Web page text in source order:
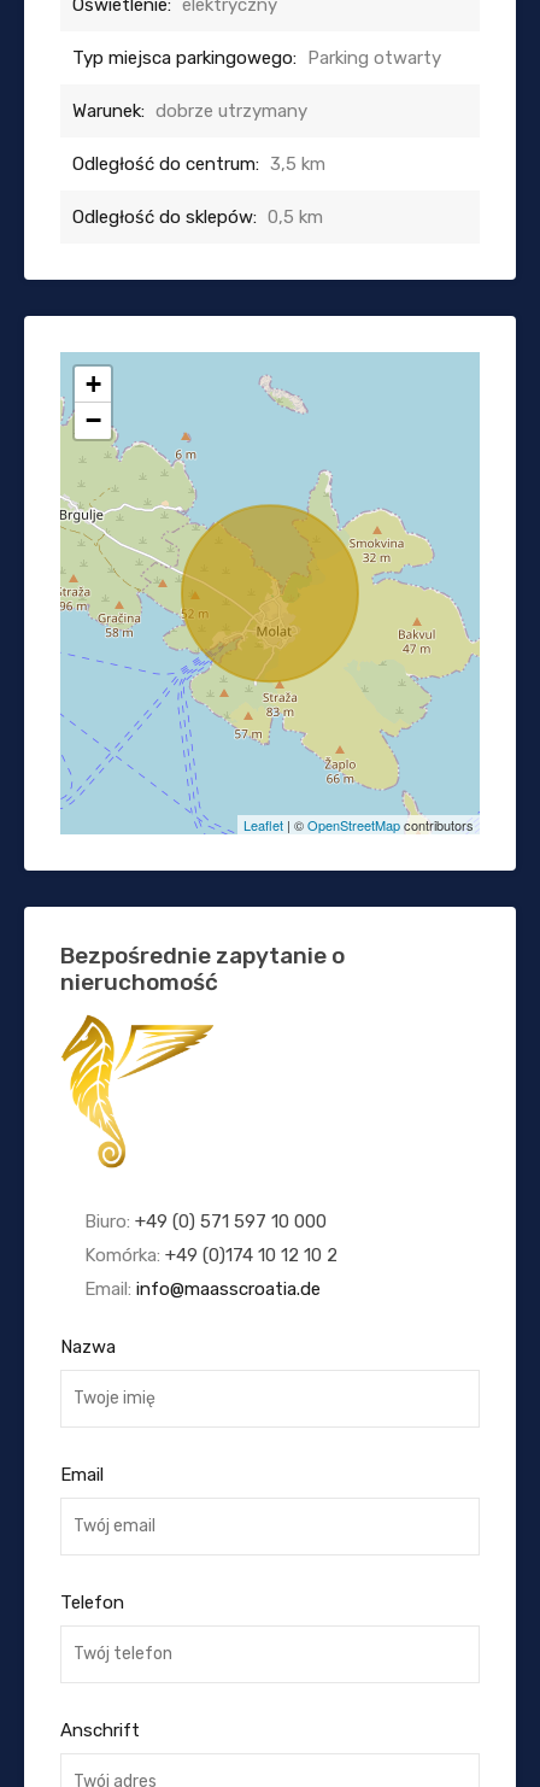
Oświetlenie: elektryczny
Typ miejsca parkingowego: Parking otwarty
Warunek: dobrze utrzymany
Odległość do centrum: 3,5 km
Odległość do sklepów: 0,5 km
+
−
Leaflet | ©OpenStreetMapcontributors
Bezpośrednie zapytanie o
nieruchomość
Biuro: +49 (0) 571 597 10 000
Komórka: +49 (0)174 10 12 10 2
Email: info@maasscroatia.de
Nazwa
Email
Telefon
Anschrift